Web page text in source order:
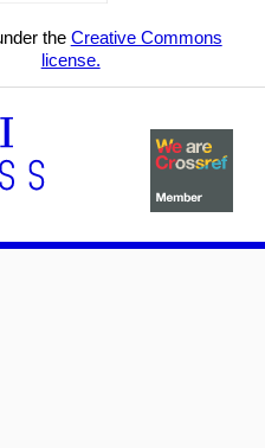
the Creative Commons
license.